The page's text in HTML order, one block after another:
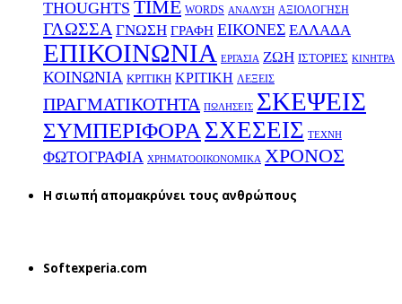
THOUGHTS TIME WORDS ΑΝΑΛΥΣΗ ΑΞΙΟΛΟΓΗΣΗ
ΓΛΩΣΣΑ ΓΝΩΣΗ ΓΡΑΦΗ ΕΙΚΟΝΕΣ ΕΛΛΑΔΑ
ΕΠΙΚΟΙΝΩΝΙΑ ΕΡΓΑΣΙΑ ΖΩΗ ΙΣΤΟΡΙΕΣ ΚΙΝΗΤΡΑ
ΚΟΙΝΩΝΙΑ ΚΡΙΤΙΚΗ ΚΡΙΤΙΚΗ ΛΕΞΕΙΣ
ΠΡΑΓΜΑΤΙΚΟΤΗΤΑ ΠΩΛΗΣΕΙΣ ΣΚΕΨΕΙΣ
ΣΥΜΠΕΡΙΦΟΡΑΣΧΕΣΕΙΣ ΤΕΧΝΗ
ΦΩΤΟΓΡΑΦΙΑ ΧΡΗΜΑΤΟΟΙΚΟΝΟΜΙΚΑ ΧΡΟΝΟΣ
H σιωπή απομακρύνει τους ανθρώπους
Softexperia.com